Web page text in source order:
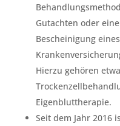
Gutachten oder
Bescheinigung
Hierzu gehören
Eigenbluttherapie.
Seit dem Jahr 2016